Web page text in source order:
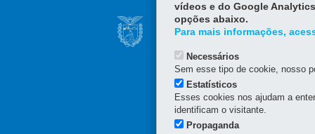
Navegação
Principal
SECRETARIA DE
Rua Jacy Loureiro de
80530-140-Curitiba-PR
(41) 3313-6000 / 6264 -
vídeos e do Google
opções abaixo.
Para mais informações,
Necessários
Sem esse tipo de cookie, nosso
Estatísticos
Esses cookies nos ajudam a
identificam o visitante.
Propaganda